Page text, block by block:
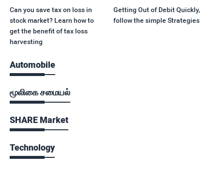
Can you save tax on loss in
stock market? Learn how to
get the benefit of tax loss
harvesting
Getting Out of Debit Quickly,
follow the simple Strategies
Automobile
மூலிகை சமையல்
SHARE Market
Technology